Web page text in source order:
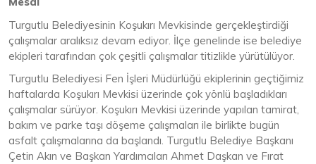
Turgutlu Belediyesinin Koşukırı Mevkisinde gerçekleştirdiği
çalışmalar aralıksız devam ediyor. İlçe genelinde ise belediye
ekipleri tarafından çok çeşitli çalışmalar titizlikle yürütülüyor.
Turgutlu Belediyesi Fen İşleri Müdürlüğü ekiplerinin geçtiğimiz
haftalarda Koşukırı Mevkisi üzerinde çok yönlü başladıkları
çalışmalar sürüyor. Koşukırı Mevkisi üzerinde yapılan tamirat,
bakım ve parke taşı döşeme çalışmaları ile birlikte bugün
asfalt çalışmalarına da başlandı. Turgutlu Belediye Başkanı
Çetin Akın ve Başkan Yardımcıları Ahmet Daşkan ve Fırat